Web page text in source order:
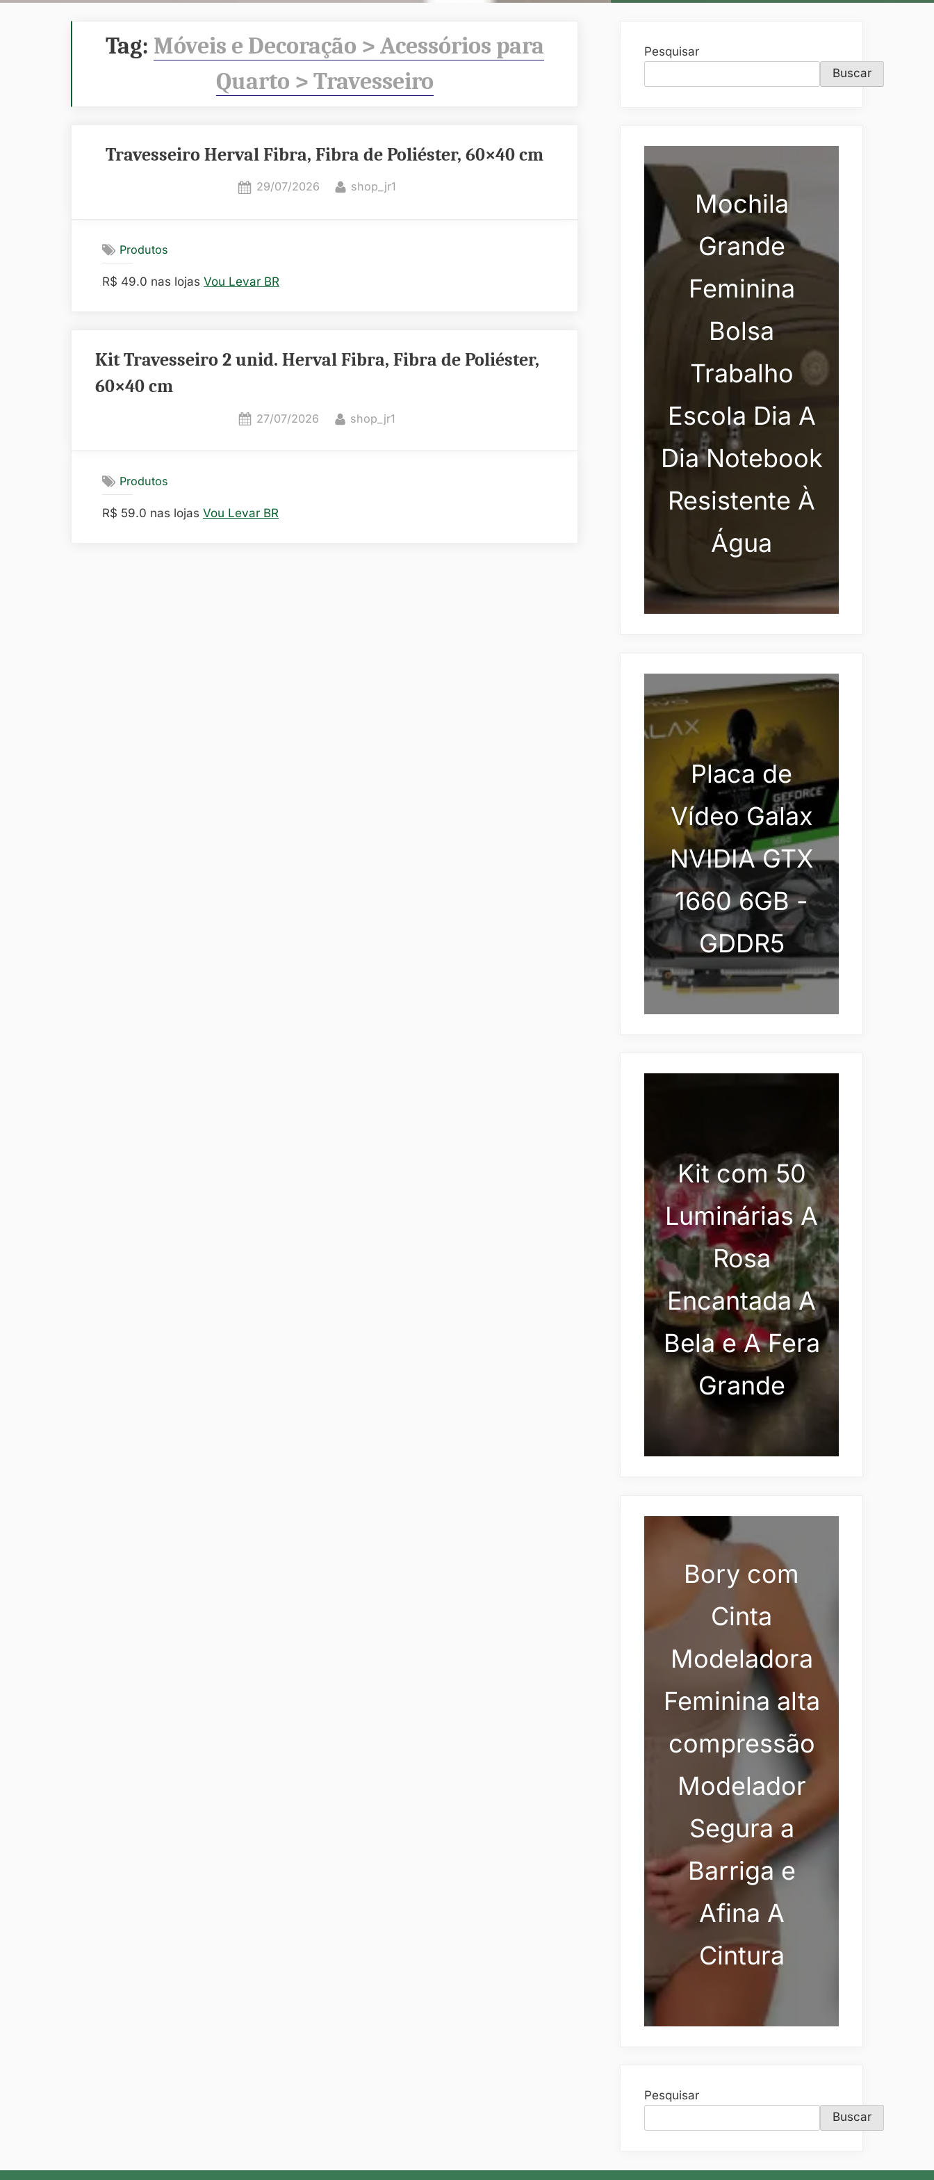
Tag: Móveis e Decoração > Acessórios para
Quarto > Travesseiro
Travesseiro Herval Fibra, Fibra de Poliéster, 60×40 cm
Posted
29/07/2026 By
shop_jr1
Produtos
R$ 49.0 nas lojas Vou Levar BR
Kit Travesseiro 2 unid. Herval Fibra, Fibra de Poliéster,
60×40 cm
Posted
27/07/2026 By
shop_jr1
Produtos
R$ 59.0 nas lojas Vou Levar BR
Pesquisar
Buscar
Mochila
Grande
Feminina
Bolsa
Trabalho
Escola Dia A
Dia Notebook
Resistente À
Água
Placa de
Vídeo Galax
NVIDIA GTX
1660 6GB -
GDDR5
Kit com 50
Luminárias A
Rosa
Encantada A
Bela e A Fera
Grande
Bory com
Cinta
Modeladora
Feminina alta
compressão
Modelador
Segura a
Barriga e
Afina A
Cintura
Pesquisar
Buscar